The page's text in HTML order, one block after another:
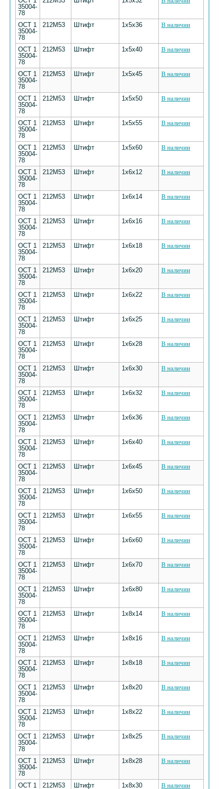
35004-
78
ОСТ 1
35004-
78
212М53 Штифт 1х5х36 В наличии
ОСТ 1
35004-
78
212М53 Штифт 1х5х40 В наличии
ОСТ 1
35004-
78
212М53 Штифт 1х5х45 В наличии
ОСТ 1
35004-
78
212М53 Штифт 1х5х50 В наличии
ОСТ 1
35004-
78
212М53 Штифт 1х5х55 В наличии
ОСТ 1
35004-
78
212М53 Штифт 1х5х60 В наличии
ОСТ 1
35004-
78
212М53 Штифт 1х6х12 В наличии
ОСТ 1
35004-
78
212М53 Штифт 1х6х14 В наличии
ОСТ 1
35004-
78
212М53 Штифт 1х6х16 В наличии
ОСТ 1
35004-
78
212М53 Штифт 1х6х18 В наличии
ОСТ 1
35004-
78
212М53 Штифт 1х6х20 В наличии
ОСТ 1
35004-
78
212М53 Штифт 1х6х22 В наличии
ОСТ 1
35004-
78
212М53 Штифт 1х6х25 В наличии
ОСТ 1
35004-
78
212М53 Штифт 1х6х28 В наличии
ОСТ 1
35004-
78
212М53 Штифт 1х6х30 В наличии
ОСТ 1
35004-
78
212М53 Штифт 1х6х32 В наличии
ОСТ 1
35004-
78
212М53 Штифт 1х6х36 В наличии
ОСТ 1
35004-
78
212М53 Штифт 1х6х40 В наличии
ОСТ 1
35004-
78
212М53 Штифт 1х6х45 В наличии
ОСТ 1
35004-
78
212М53 Штифт 1х6х50 В наличии
ОСТ 1
35004-
78
212М53 Штифт 1х6х55 В наличии
ОСТ 1
35004-
78
212М53 Штифт 1х6х60 В наличии
ОСТ 1
35004-
78
212М53 Штифт 1х6х70 В наличии
ОСТ 1
35004-
78
212М53 Штифт 1х6х80 В наличии
ОСТ 1
35004-
78
212М53 Штифт 1х8х14 В наличии
ОСТ 1
35004-
78
212М53 Штифт 1х8х16 В наличии
ОСТ 1
35004-
78
212М53 Штифт 1х8х18 В наличии
ОСТ 1
35004-
78
212М53 Штифт 1х8х20 В наличии
ОСТ 1
35004-
78
212М53 Штифт 1х8х22 В наличии
ОСТ 1
35004-
78
212М53 Штифт 1х8х25 В наличии
ОСТ 1
35004-
78
212М53 Штифт 1х8х28 В наличии
ОСТ 1
212М53 Штифт 1х8х30 В наличии